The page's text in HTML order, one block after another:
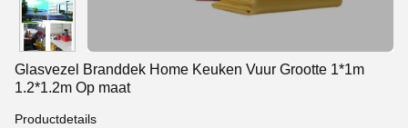
Glasvezel Branddek Home Keuken Vuur Grootte 1*1m
1.2*1.2m Op maat
Productdetails